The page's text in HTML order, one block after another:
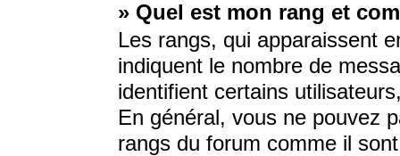
» Quel est mon rang et
Les rangs, qui apparaissent
indiquent le nombre de
identifient certains
En général, vous ne pouvez
rangs du forum comme il